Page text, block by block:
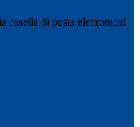
casella di posta elettronica!